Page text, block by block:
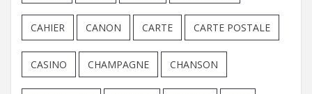
CAHIER CANON CARTE CARTE POSTALE
CASINO CHAMPAGNE CHANSON